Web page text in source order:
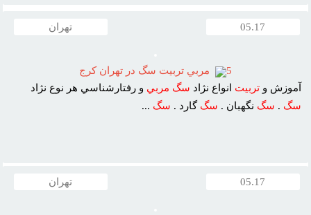
05.17 تهران
5
مربي تربيت سگ در تهران کرج
آموزش وتربيت انواع نژاد سگ مربي و رفتارشناسي هر نوع نژاد
سگ . سگ نگهبان . سگ گارد . سگ ...
05.17 تهران